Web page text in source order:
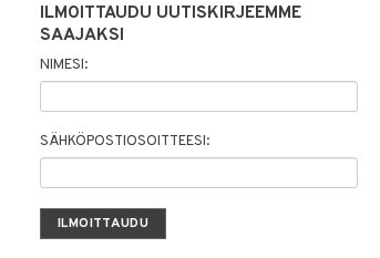
ILMOITTAUDU UUTISKIRJEEMME
SAAJAKSI
NIMESI:
SÄHKÖPOSTIOSOITTEESI: